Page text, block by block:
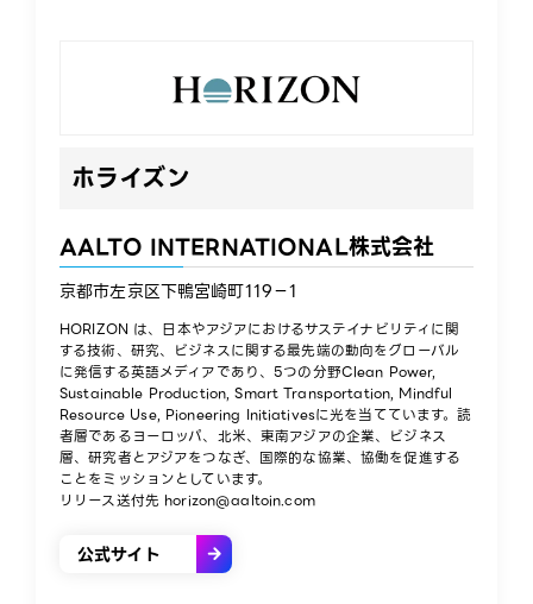
ホライズン
AALTO INTERNATIONAL株式会社
京都市左京区下鴨宮崎町119−1
HORIZON は、日本やアジアにおけるサステイナビリティに関
する技術、研究、ビジネスに関する最先端の動向をグローバル
に発信する英語メディアであり、5つの分野Clean Power,
Sustainable Production, Smart Transportation, Mindful
Resource Use, Pioneering Initiativesに光を当てています。読
者層であるヨーロッパ、北米、東南アジアの企業、ビジネス
層、研究者とアジアをつなぎ、国際的な協業、協働を促進する
ことをミッションとしています。
リリース送付先 horizon@aaltoin.com
公式サイト